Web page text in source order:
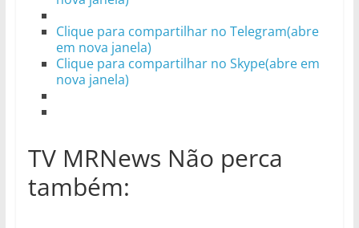
Clique para compartilhar no Telegram(abre
em nova janela)
Clique para compartilhar no Skype(abre em
nova janela)
TV MRNews Não perca
também: